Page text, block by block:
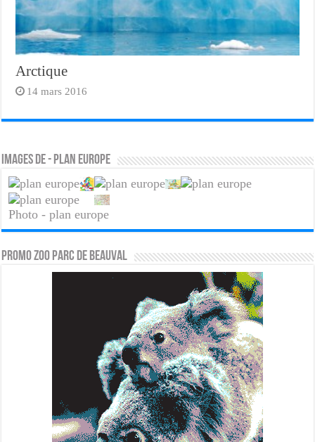
Arctique
14 mars 2016
Images de - plan europe
Photo - plan europe
PROMO ZOO PARC DE BEAUVAL